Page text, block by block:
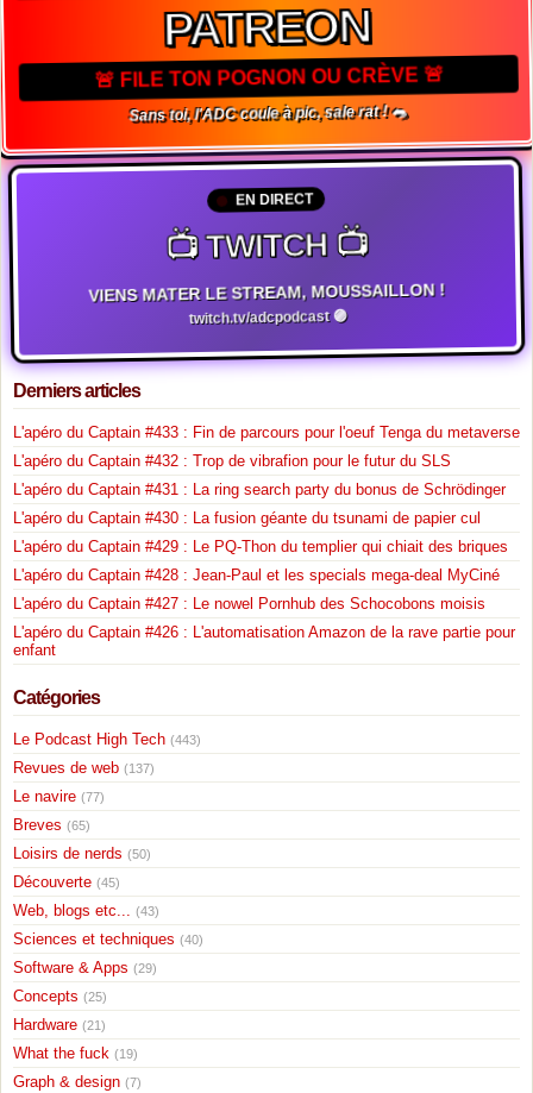
PATREON
🚨 FILE TON POGNON OU CRÈVE 🚨
Sans toi, l'ADC coule à pic, sale rat ! 🐀
EN DIRECT
📺 TWITCH 📺
VIENS MATER LE STREAM, MOUSSAILLON !
twitch.tv/adcpodcast 🟣
Derniers articles
L'apéro du Captain #433 : Fin de parcours pour l'oeuf Tenga du metaverse
L'apéro du Captain #432 : Trop de vibrafion pour le futur du SLS
L'apéro du Captain #431 : La ring search party du bonus de Schrödinger
L'apéro du Captain #430 : La fusion géante du tsunami de papier cul
L'apéro du Captain #429 : Le PQ-Thon du templier qui chiait des briques
L'apéro du Captain #428 : Jean-Paul et les specials mega-deal MyCiné
L'apéro du Captain #427 : Le nowel Pornhub des Schocobons moisis
L'apéro du Captain #426 : L'automatisation Amazon de la rave partie pour
enfant
Catégories
Le Podcast High Tech (443)
Revues de web (137)
Le navire (77)
Breves (65)
Loisirs de nerds (50)
Découverte (45)
Web, blogs etc... (43)
Sciences et techniques (40)
Software & Apps (29)
Concepts (25)
Hardware (21)
What the fuck (19)
Graph & design (7)